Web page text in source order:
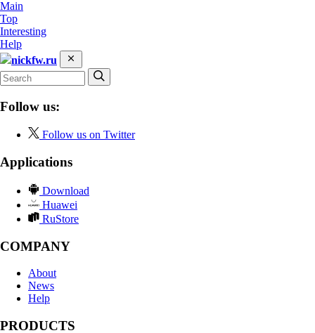
Main
Top
Interesting
Help
nickfw.ru
Follow us:
Follow us on Twitter
Applications
Download
Huawei
RuStore
COMPANY
About
News
Help
PRODUCTS